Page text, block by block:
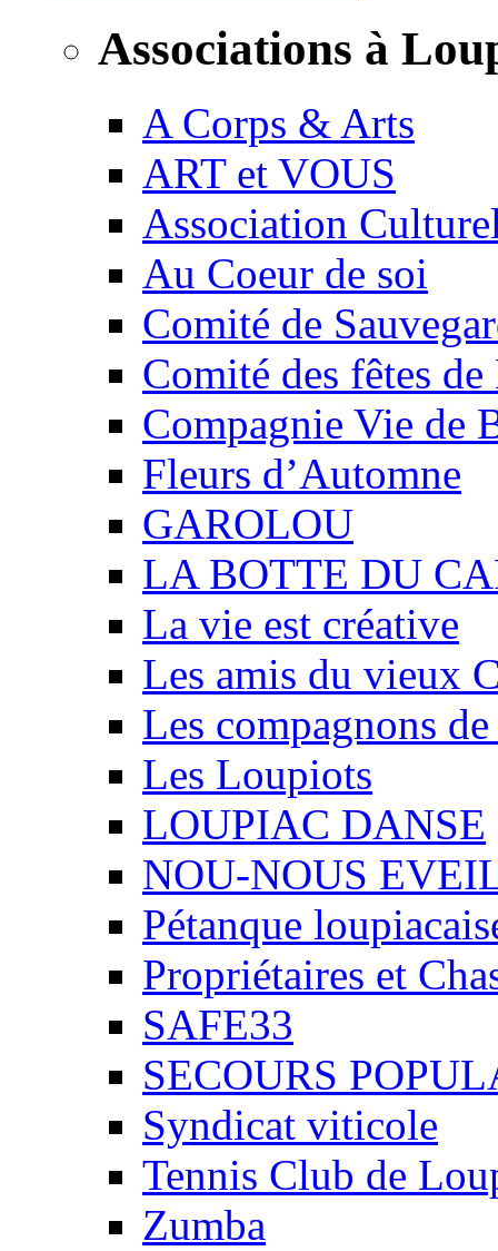
Associations à
A Corps & Arts
ART et VOUS
Association
Au Coeur de soi
Comité de
Comité des fêtes
Compagnie Vie de
Fleurs d’Automne
GAROLOU
LA BOTTE DU
La vie est créative
Les amis du vieux
Les compagnons
Les Loupiots
LOUPIAC DANSE
NOU-NOUS
Pétanque
Propriétaires et
SAFE33
SECOURS
Syndicat viticole
Tennis Club de
Zumba